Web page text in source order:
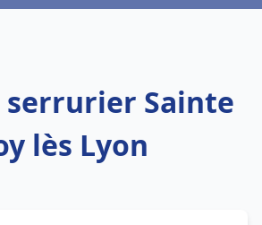
serrurier Sainte
lès Lyon